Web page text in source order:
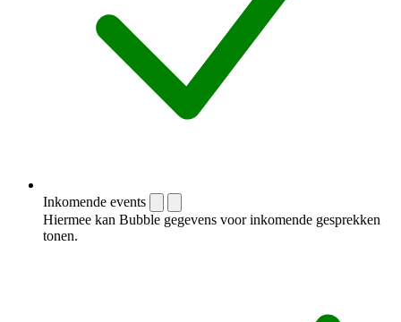
Inkomende events
Hiermee kan Bubble gegevens voor inkomende gesprekken
tonen.